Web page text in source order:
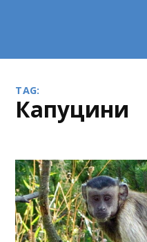
TAG:
капуцини